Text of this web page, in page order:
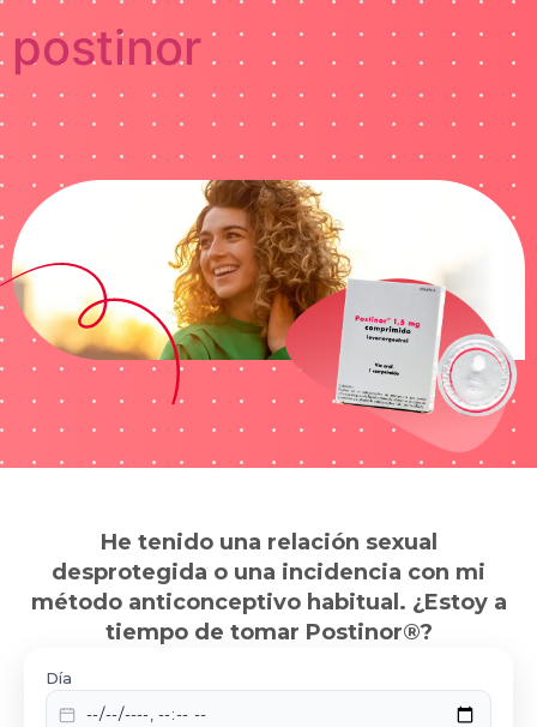
postinor
He tenido una relación sexual
desprotegida o una incidencia con mi
método anticonceptivo habitual. ¿Estoy a
tiempo de tomar Postinor®?
Día